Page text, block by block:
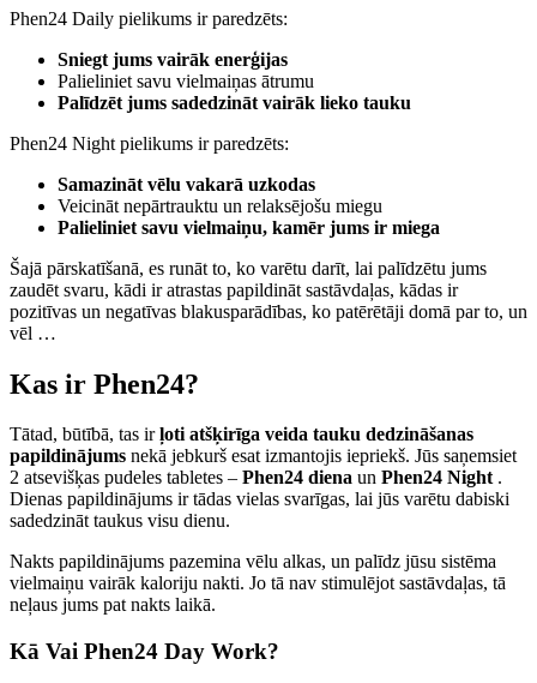
Phen24 Daily pielikums ir paredzēts:
Sniegt jums vairāk enerģijas
Palieliniet savu vielmaiņas ātrumu
Palīdzēt jums sadedzināt vairāk lieko tauku
Phen24 Night pielikums ir paredzēts:
Samazināt vēlu vakarā uzkodas
Veicināt nepārtrauktu un relaksējošu miegu
Palieliniet savu vielmaiņu, kamēr jums ir miega
Šajā pārskatīšanā, es runāt to, ko varētu darīt, lai palīdzētu jums
zaudēt svaru, kādi ir atrastas papildināt sastāvdaļas, kādas ir
pozitīvas un negatīvas blakusparādības, ko patērētāji domā par to, un
vēl …
Kas ir Phen24?
Tātad, būtībā, tas irļoti atšķirīga veida tauku dedzināšanas
papildinājums nekā jebkurš esat izmantojis iepriekš. Jūs saņemsiet
2 atsevišķas pudeles tabletes – Phen24 diena un Phen24 Night.
Dienas papildinājums ir tādas vielas svarīgas, lai jūs varētu dabiski
sadedzināt taukus visu dienu.
Nakts papildinājums pazemina vēlu alkas, un palīdz jūsu sistēma
vielmaiņu vairāk kaloriju nakti. Jo tā nav stimulējot sastāvdaļas, tā
neļaus jums pat nakts laikā.
Kā Vai Phen24 Day Work?